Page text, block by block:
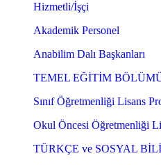
Hizmetli/İşçi
Akademik Personel
Anabilim Dalı Başkanları
TEMEL EĞİTİM
Sınıf Öğretmenliği Lisans
Okul Öncesi Öğretmenliği
TÜRKÇE ve SOSYAL